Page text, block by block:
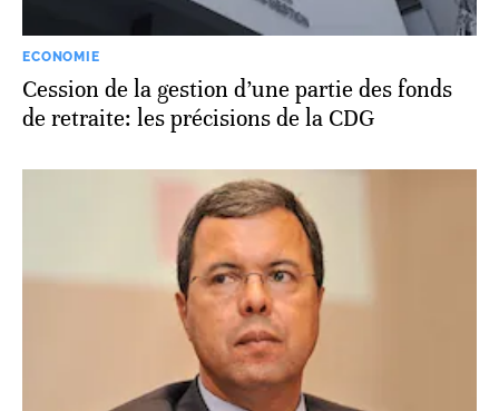
ECONOMIE
Cession de la gestion d’une partie des fonds
de retraite: les précisions de la CDG